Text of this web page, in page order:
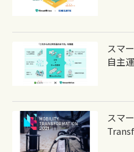
スマ
自主
スマ